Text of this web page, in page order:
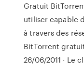
Gratuit
utiliser capable
à travers des
BitTorrent
26/06/2011 · Le